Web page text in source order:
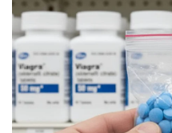
സംഭാജിനഗറിൽ നിന്ന്
താൻ ഗർഭിണിയാണെന്ന്
ജാമ്യത്തിന്
നിയമനടപടികളും
വരികയാണെന്ന് നാസിക്
Tags: tcs case nashik tcs